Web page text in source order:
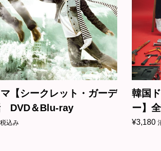
韓国ドラマ【サイコパスダイアリ
ー】全話 DVD＆Blu-ray
¥3,180